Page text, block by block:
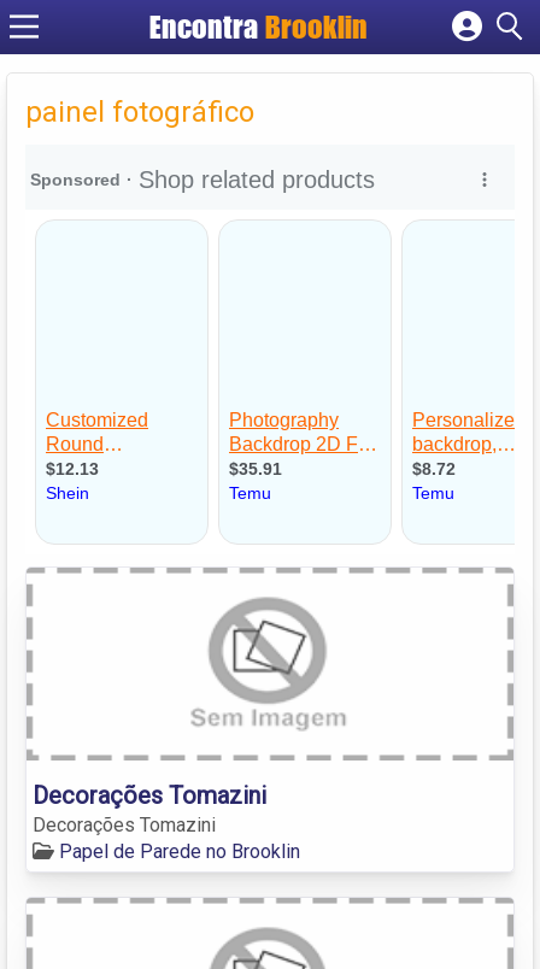
Encontra Brooklin
Cadastrar empresa
Criar conta
painel fotográfico
Decorações Tomazini
Decorações Tomazini
Papel de Parede no Brooklin